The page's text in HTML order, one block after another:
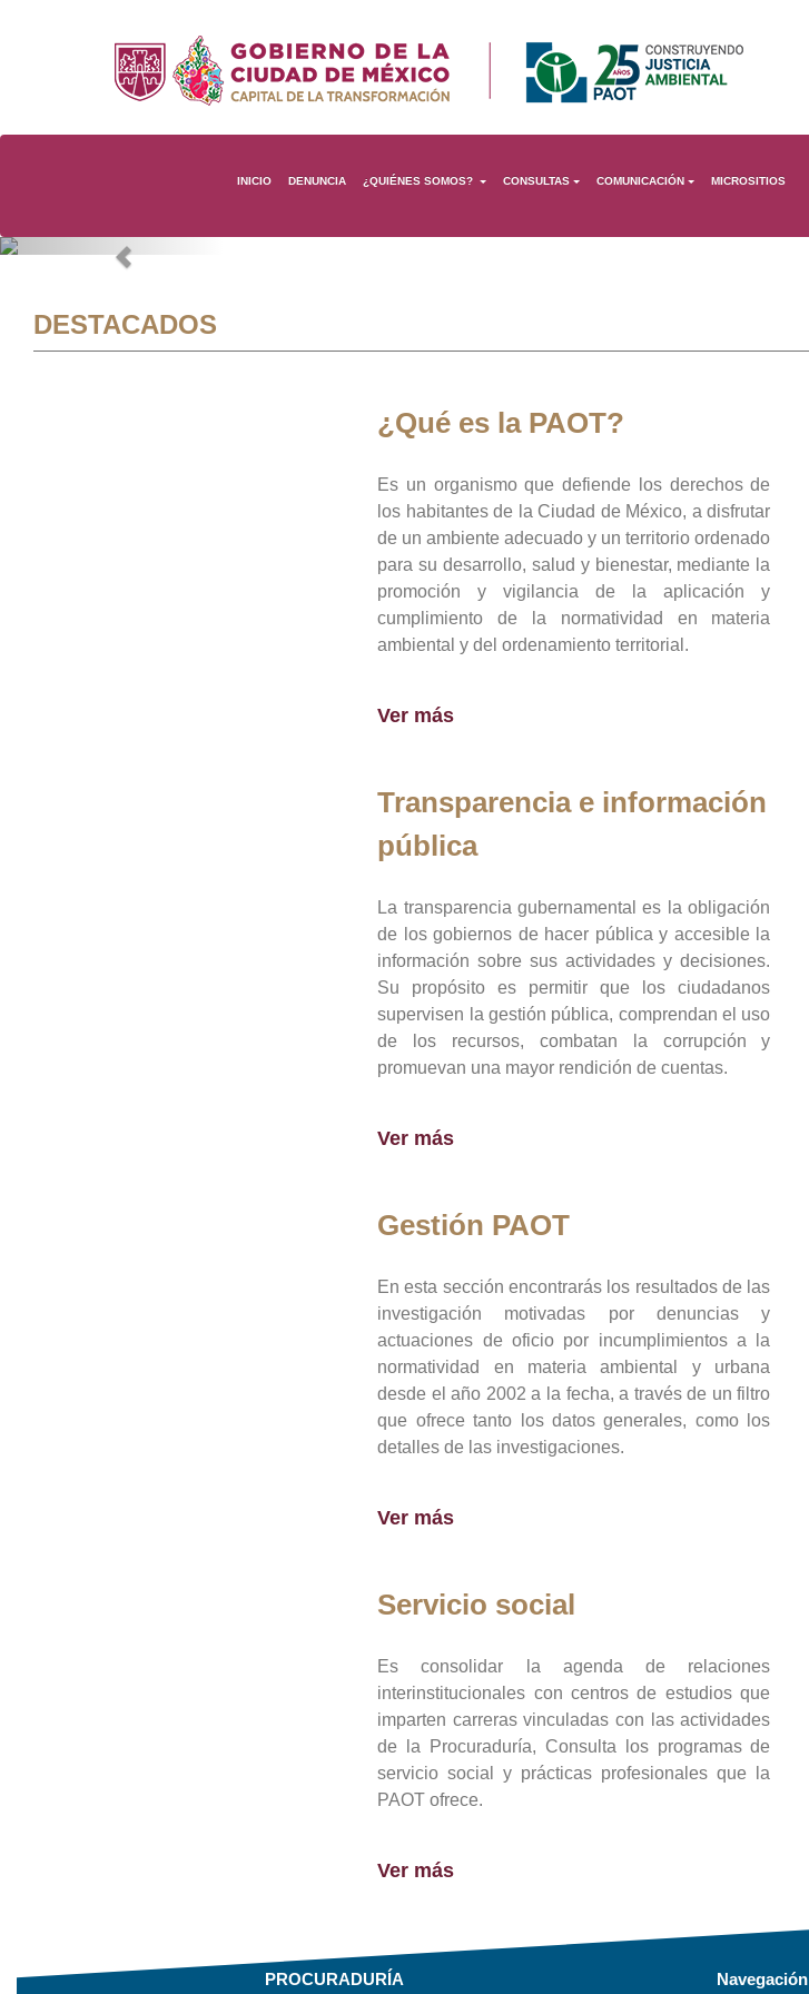
INICIO DENUNCIA ¿QUIÉNES SOMOS? CONSULTAS COMUNICACIÓN MICROSITIOS
Previous
DESTACADOS
¿Qué es la PAOT?
Es un organismo que defiende los derechos de
los habitantes de la Ciudad de México, a disfrutar
de un ambiente adecuado y un territorio ordenado
para su desarrollo, salud y bienestar, mediante la
promoción y vigilancia de la aplicación y
cumplimiento de la normatividad en materia
ambiental y del ordenamiento territorial.
Ver más
Transparencia e información
pública
La transparencia gubernamental es la obligación
de los gobiernos de hacer pública y accesible la
información sobre sus actividades y decisiones.
Su propósito es permitir que los ciudadanos
supervisen la gestión pública, comprendan el uso
de los recursos, combatan la corrupción y
promuevan una mayor rendición de cuentas.
Ver más
Gestión PAOT
En esta sección encontrarás los resultados de las
investigación motivadas por denuncias y
actuaciones de oficio por incumplimientos a la
normatividad en materia ambiental y urbana
desde el año 2002 a la fecha, a través de un filtro
que ofrece tanto los datos generales, como los
detalles de las investigaciones.
Ver más
Servicio social
Es consolidar la agenda de relaciones
interinstitucionales con centros de estudios que
imparten carreras vinculadas con las actividades
de la Procuraduría, Consulta los programas de
servicio social y prácticas profesionales que la
PAOT ofrece.
Ver más
PROCURADURÍA Navegación